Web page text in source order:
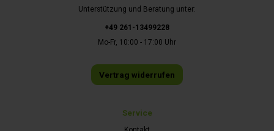
Unterstützung und Beratung unter:
+49 261-13499228
Mo-Fr, 10:00 - 17:00 Uhr
Vertrag widerrufen
Service